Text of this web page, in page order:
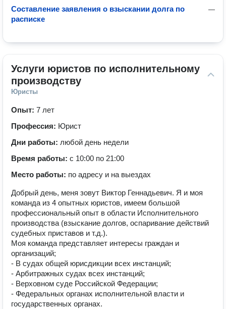
—
Составление заявления о взыскании долга по
расписке
Услуги юристов по исполнительному
производству
Юристы
Опыт: 7 лет
Профессия: Юрист
Дни работы: любой день недели
Время работы: с 10:00 по 21:00
Место работы: по адресу и на выездах
Добрый день, меня зовут Виктор Геннадьевич. Я и моя
команда из 4 опытных юристов, имеем большой
профессиональный опыт в области Исполнительного
производства (взыскание долгов, оспаривание действий
судебных приставов и т.д.).
Моя команда представляет интересы граждан и
организаций;
- В судах общей юрисдикции всех инстанций;
- Арбитражных судах всех инстанций;
- Верховном суде Российской Федерации;
- Федеральных органах исполнительной власти и
государственных органах.